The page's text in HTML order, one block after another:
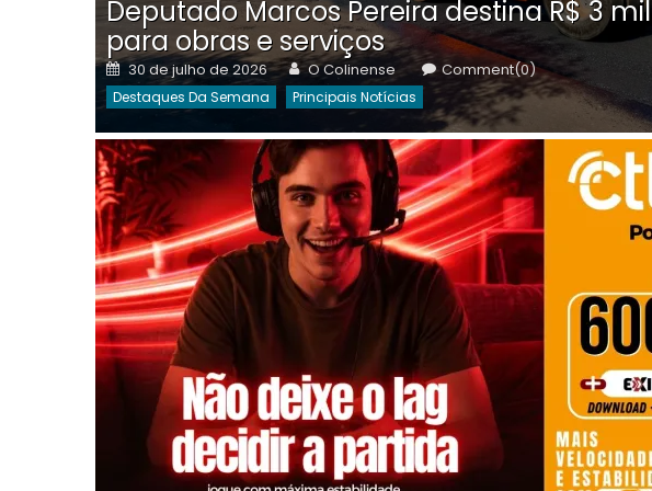
Deputado Marcos Pereira destina R$ 3
para obras e serviços
Posted
on
30 de julho de 2026 Author
O Colinense Comment(0)
Destaques Da Semana Principais Notícias